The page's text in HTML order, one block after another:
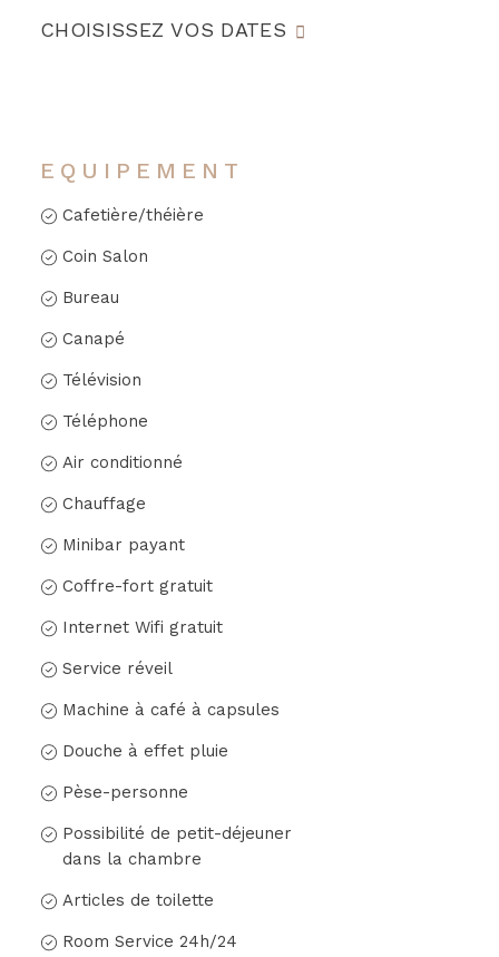
CHOISISSEZ VOS DATES
EQUIPEMENT
Cafetière/théière
Coin Salon
Bureau
Canapé
Télévision
Téléphone
Air conditionné
Chauffage
Minibar payant
Coffre-fort gratuit
Internet Wifi gratuit
Service réveil
Machine à café à capsules
Douche à effet pluie
Pèse-personne
Possibilité de petit-déjeuner
dans la chambre
Articles de toilette
Room Service 24h/24